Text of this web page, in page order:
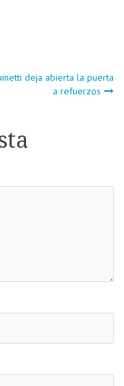
deja abierta la puerta
a refuerzos